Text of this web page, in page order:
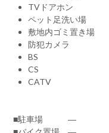
TVドアホン
ペット足洗い場
敷地内ゴミ置き場
防犯カメラ
BS
CS
CATV
■駐車場 ―